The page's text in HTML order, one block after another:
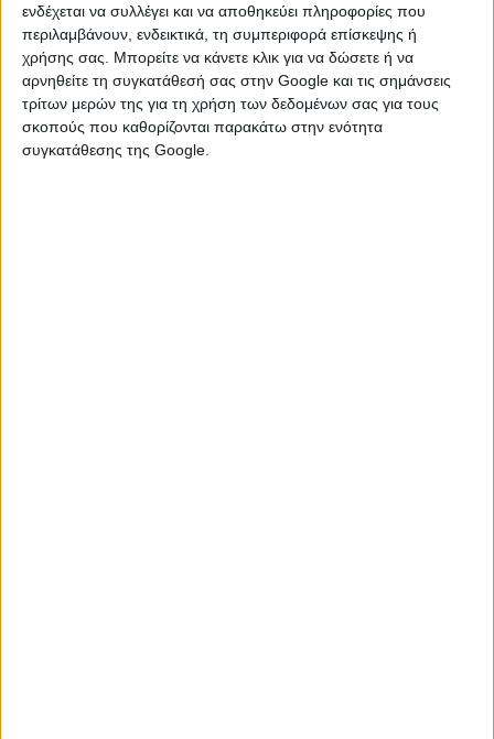
ενδέχεται να συλλέγει και να αποθηκεύει πληροφορίες που
περιλαμβάνουν, ενδεικτικά, τη συμπεριφορά επίσκεψης ή
χρήσης σας. Μπορείτε να κάνετε κλικ για να δώσετε ή να
αρνηθείτε τη συγκατάθεσή σας στην Google και τις σημάνσεις
τρίτων μερών της για τη χρήση των δεδομένων σας για τους
σκοπούς που καθορίζονται παρακάτω στην ενότητα
συγκατάθεσης της Google.
ΚΑΤΗΓΟΡΙΕΣ
ΕΡΓΑΛΕΙΑ ΚΗΠΟΥ
Αλυσοπρίονα